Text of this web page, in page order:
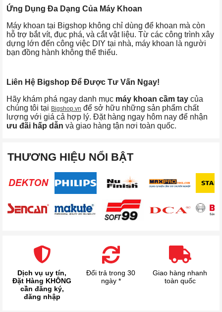
Ứng Dụng Đa Dạng Của Máy Khoan
Máy khoan tại Bigshop không chỉ dùng để khoan mà còn
hỗ trợ bắt vít, đục phá, và cắt vật liệu. Từ các công trình xây
dựng lớn đến công việc DIY tại nhà, máy khoan là người
bạn đồng hành không thể thiếu.
Liên Hệ Bigshop Để Được Tư Vấn Ngay!
Hãy khám phá ngay danh mục máy khoan cầm tay của
chúng tôi tại Bigshop.vn để sở hữu những sản phẩm chất
lượng với giá cả hợp lý. Đặt hàng ngay hôm nay để nhận
ưu đãi hấp dẫn và giao hàng tận nơi toàn quốc.
THƯƠNG HIỆU NỔI BẬT
Dịch vụ uy tín,
Đặt Hàng KHÔNG
cần đăng ký,
đăng nhập
Đổi trả trong 30
ngày *
Giao hàng nhanh
toàn quốc